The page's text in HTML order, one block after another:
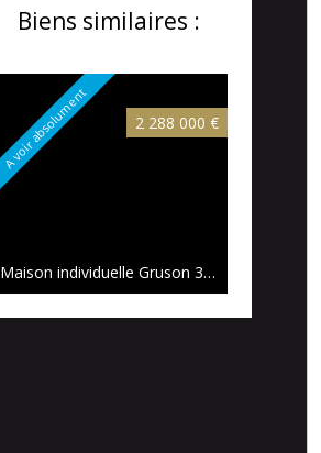
Biens similaires :
A voir absolument 2 288 000 €
Maison individuelle Gruson 320 m²